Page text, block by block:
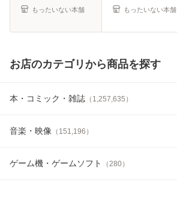
もったいない本舗 もったいない本舗
お店のカテゴリから商品を探す
本・コミック・雑誌 （ 1,257,635 ）
音楽・映像 （ 151,196 ）
ゲーム機・ゲームソフト （280）